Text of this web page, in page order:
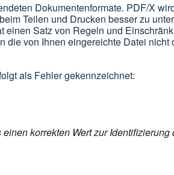
Dokumentenformate. PDF/X
Teilen und Drucken besser zu
einen Satz von Regeln und
von Ihnen eingereichte Datei
als Fehler gekennzeichnet:
korrekten Wert zur